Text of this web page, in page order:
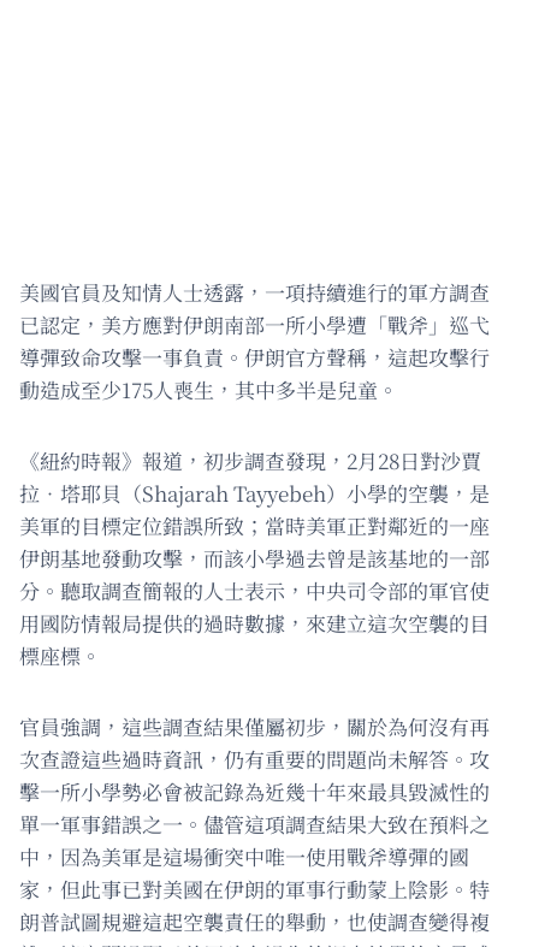
美國官員及知情人士透露，一項持續進行的軍方調查
已認定，美方應對伊朗南部一所小學遭「戰斧」巡弋
導彈致命攻擊一事負責。伊朗官方聲稱，這起攻擊行
動造成至少175人喪生，其中多半是兒童。
《紐約時報》報道，初步調查發現，2月28日對沙賈
拉．塔耶貝（Shajarah Tayyebeh）小學的空襲，是
美軍的目標定位錯誤所致；當時美軍正對鄰近的一座
伊朗基地發動攻擊，而該小學過去曾是該基地的一部
分。聽取調查簡報的人士表示，中央司令部的軍官使
用國防情報局提供的過時數據，來建立這次空襲的目
標座標。
官員強調，這些調查結果僅屬初步，關於為何沒有再
次查證這些過時資訊，仍有重要的問題尚未解答。攻
擊一所小學勢必會被記錄為近幾十年來最具毀滅性的
單一軍事錯誤之一。儘管這項調查結果大致在預料之
中，因為美軍是這場衝突中唯一使用戰斧導彈的國
家，但此事已對美國在伊朗的軍事行動蒙上陰影。特
朗普試圖規避這起空襲責任的舉動，也使調查變得複